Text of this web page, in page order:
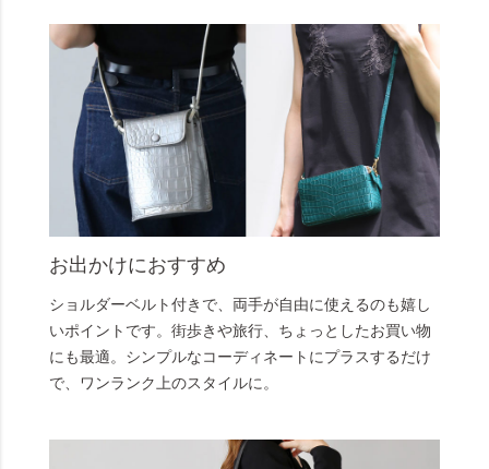
お出かけにおすすめ
ショルダーベルト付きで、両手が自由に使えるのも嬉し
いポイントです。街歩きや旅行、ちょっとしたお買い物
にも最適。シンプルなコーディネートにプラスするだけ
で、ワンランク上のスタイルに。